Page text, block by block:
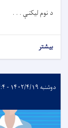
د نوم لیکنې . . .
بیشتر
دوشنبه ۱۴۰۲/۴/۱۹ - ۱۲:۴